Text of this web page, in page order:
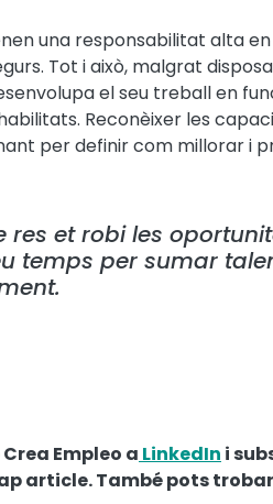
una responsabilitat alta
Tot i això, malgrat
el seu treball en
Reconèixer les
per definir com millorar i
res et robi les
temps per sumar
Empleo a LinkedIn i
article. També pots